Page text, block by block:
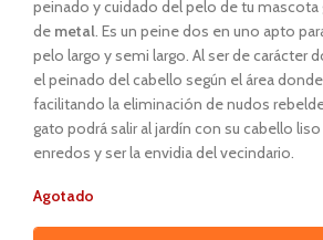
peinado y cuidado del pelo de tu mascota
de metal. Es un peine dos en uno apto
pelo largo y semi largo. Al ser de carácter
el peinado del cabello según el área
facilitando la eliminación de nudos
gato podrá salir al jardín con su cabello
enredos y ser la envidia del vecindario.
Agotado